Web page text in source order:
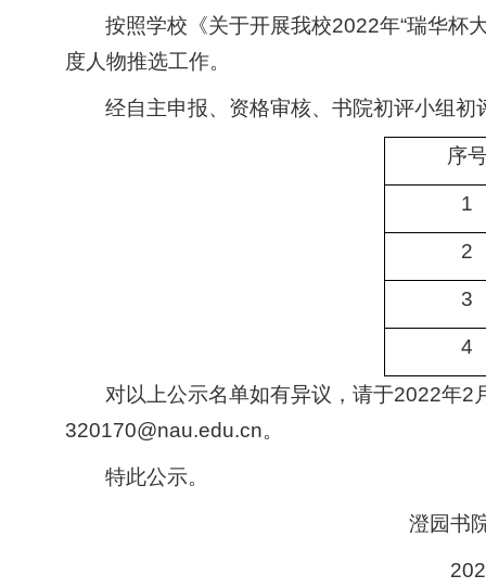
按照学校《关于开展我校2022年“瑞华杯
度人物推选工作。
经自主申报、资格审核、书院初评小组
序
1
2
3
4
对以上公示名单如有异议，请于2022年2
320170@nau.edu.cn。
特此公示。
澄园书
202